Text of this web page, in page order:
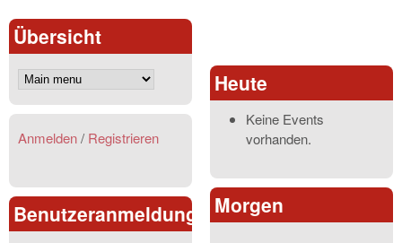
Übersicht
Anmelden/ Registrieren
Benutzeranmeldung
Heute
Keine Events
vorhanden.
Morgen